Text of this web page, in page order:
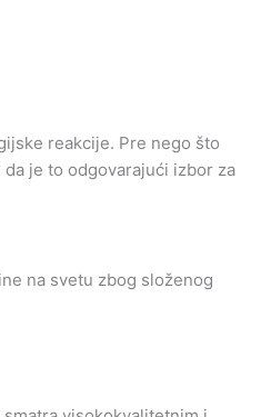
reakcije. Pre nego što
je to odgovarajući izbor za
na svetu zbog složenog